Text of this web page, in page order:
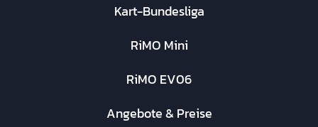
Kart-Bundesliga
RiMO Mini
RiMO EV06
Angebote & Preise